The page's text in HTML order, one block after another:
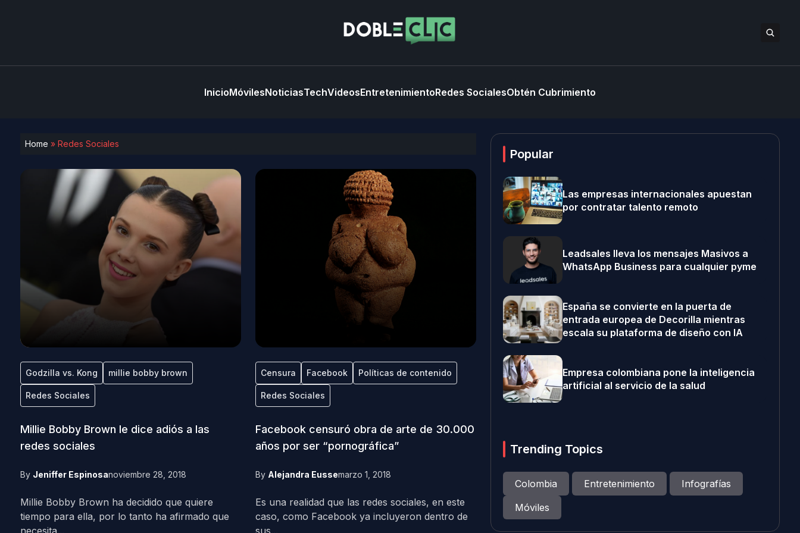
InicioMóvilesNoticiasTechVideosEntretenimientoRedes SocialesObtén Cubrimiento
Home » Redes Sociales
Godzilla vs. Kong millie bobby brown
Redes Sociales
Millie Bobby Brown le dice adiós a las
redes sociales
By Jeniffer Espinosanoviembre 28, 2018
Millie Bobby Brown ha decidido que quiere
tiempo para ella, por lo tanto ha afirmado que
necesita...
Censura Facebook Políticas de contenido
Redes Sociales
Facebook censuró obra de arte de 30.000
años por ser “pornográfica”
By Alejandra Eussemarzo 1, 2018
Es una realidad que las redes sociales, en este
caso, como Facebook ya incluyeron dentro de
sus...
Popular
Las empresas internacionales apuestan
por contratar talento remoto
Leadsales lleva los mensajes Masivos a
WhatsApp Business para cualquier pyme
España se convierte en la puerta de
entrada europea de Decorilla mientras
escala su plataforma de diseño con IA
Empresa colombiana pone la inteligencia
artificial al servicio de la salud
Trending Topics
Colombia Entretenimiento
Infografías
Móviles